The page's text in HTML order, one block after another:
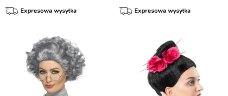
Expresowa wysyłka Expresowa wysyłka